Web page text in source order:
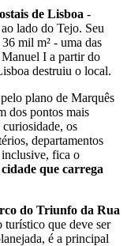
de Lisboa -
lado do Tejo. Seu
mil m² - uma das
I a partir do
destruiu o local.
plano de Marquês
dos pontos mais
os
departamentos
inclusive, fica o
que carrega
do Triunfo da Rua
turístico que deve ser
é a principal